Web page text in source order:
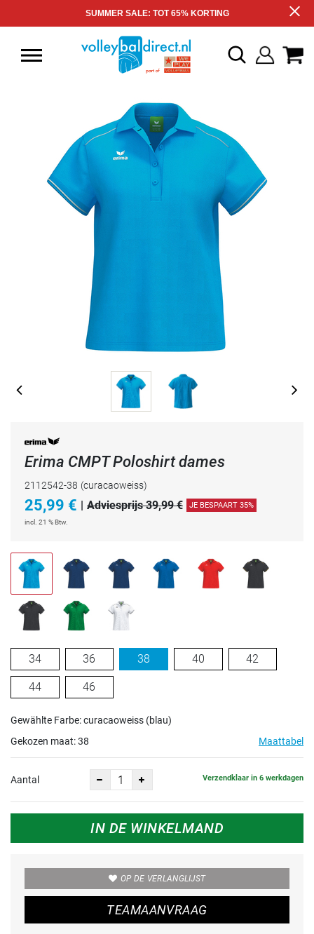
SUMMER SALE: TOT 65% KORTING
Erima CMPT Poloshirt dames
2112542-38 (curacaoweiss)
25,99 € | Adviesprijs 39,99 € JE BESPAART 35%
incl. 21 % Btw.
34 36 38 40 42
44 46
Gewählte Farbe: curacaoweiss (blau)
Gekozen maat:38 Maattabel
Aantal Verzendklaar in 6 werkdagen
IN DE WINKELMAND
OP DE VERLANGLIJST
TEAMAANVRAAG